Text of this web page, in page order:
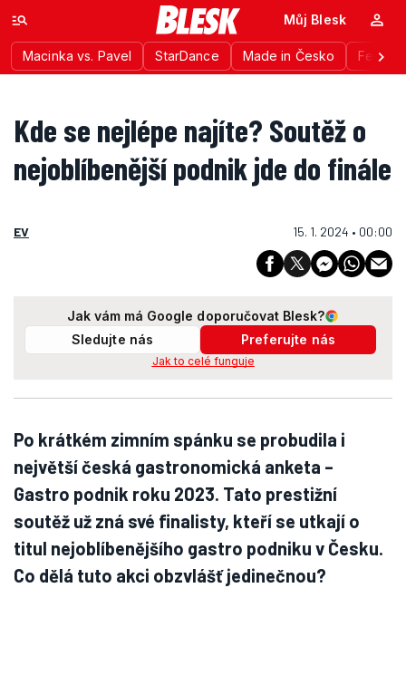
Macinka vs. Pavel StarDance Made in Česko
Můj Blesk
Kde se nejlépe najíte? Soutěž o
nejoblíbenější podnik jde do finále
EV 15. 1. 2024 • 00:00
Jak vám má Google doporučovat Blesk?
Sledujte nás
Preferujte nás
Jak to celé funguje
Po krátkém zimním spánku se probudila i
největší česká gastronomická anketa –
Gastro podnik roku 2023. Tato prestižní
soutěž už zná své finalisty, kteří se utkají o
titul nejoblíbenějšího gastro podniku v Česku.
Co dělá tuto akci obzvlášť jedinečnou?